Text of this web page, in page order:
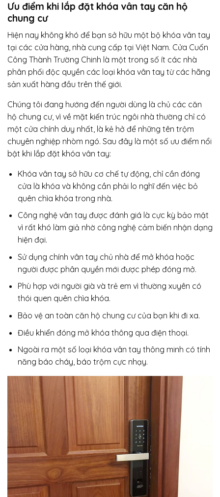
Ưu điểm khi lắp đặt khóa vân tay căn hộ
chung cư
Hiện nay không khó để bạn sở hữu một bộ khóa vân tay
tại các cửa hàng, nhà cung cấp tại Việt Nam. Cửa Cuốn
Công Thành Trường Chinh là một trong số ít các nhà
phân phối độc quyền các loại khóa vân tay từ các hãng
sản xuất hàng đầu trên thế giới.
Chúng tôi đang hướng đến người dùng là chủ các căn
hộ chung cư, vì về mặt kiến trúc ngôi nhà thường chỉ có
một cửa chính duy nhất, là kẻ hở để những tên trộm
chuyên nghiệp nhòm ngó. Sau đây là một số ưu điểm nổi
bật khi lắp đặt khóa vân tay:
Khóa vân tay sở hữu cơ chế tự động, chỉ cần đóng
cửa là khóa và không cần phải lo nghĩ đến việc bỏ
quên chìa khóa trong nhà.
Công nghệ vân tay được đánh giá là cực kỳ bảo mật
vì rất khó làm giả nhờ công nghệ cảm biến nhận dạng
hiện đại.
Sử dụng chính vân tay chủ nhà để mở khóa hoặc
người được phân quyền mới được phép đóng mở.
Phù hợp với người già và trẻ em vì thường xuyên có
thói quen quên chìa khóa.
Bảo vệ an toàn căn hộ chung cư của bạn khi đi xa.
Điều khiển đóng mở khóa thông qua điện thoại.
Ngoài ra một số loại khóa vân tay thông minh có tính
năng báo cháy, báo trộm cực nhạy.